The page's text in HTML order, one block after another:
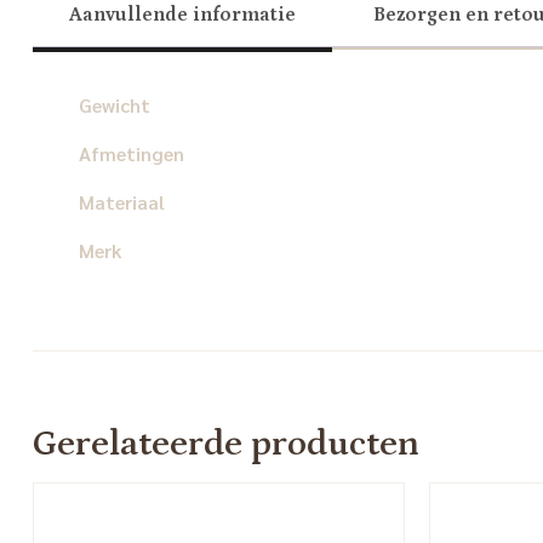
Aanvullende informatie Bezorgen en
Gewicht
Afmetingen
Materiaal
Merk
Gerelateerde producten